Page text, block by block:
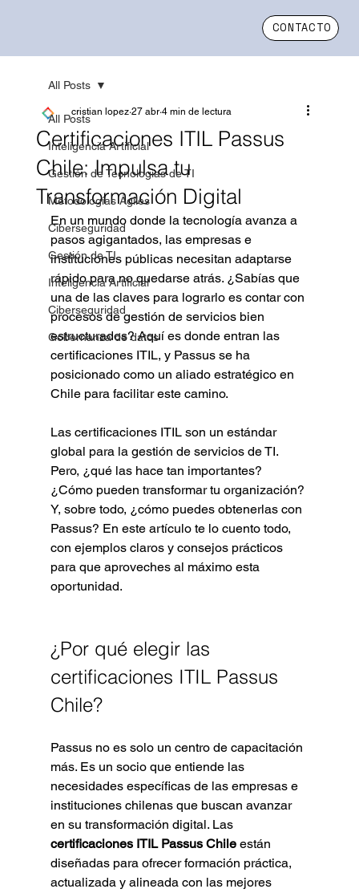
CONTACTO
All Posts
Inteligencia Artificial
Gestión de Tecnologías de TI
Metodologías Ágiles
Ciberseguridad
Gestión de TI
Inteligencia Artificial
Ciberseguridad
Gobernanza de datos
All Posts
Certificaciones ITIL Passus
Chile: Impulsa tu
Transformación Digital
cristian lopez 27 abr 4 min de lectura
En un mundo donde la tecnología avanza a
pasos agigantados, las empresas e
instituciones públicas necesitan adaptarse
rápido para no quedarse atrás. ¿Sabías que
una de las claves para lograrlo es contar con
procesos de gestión de servicios bien
estructurados? Aquí es donde entran las
certificaciones ITIL, y Passus se ha
posicionado como un aliado estratégico en
Chile para facilitar este camino.
Las certificaciones ITIL son un estándar
global para la gestión de servicios de TI.
Pero, ¿qué las hace tan importantes?
¿Cómo pueden transformar tu organización?
Y, sobre todo, ¿cómo puedes obtenerlas con
Passus? En este artículo te lo cuento todo,
con ejemplos claros y consejos prácticos
para que aproveches al máximo esta
oportunidad.
¿Por qué elegir las
certificaciones ITIL Passus
Chile?
Passus no es solo un centro de capacitación
más. Es un socio que entiende las
necesidades específicas de las empresas e
instituciones chilenas que buscan avanzar
en su transformación digital. Las
certificaciones ITIL Passus Chile están
diseñadas para ofrecer formación práctica,
actualizada y alineada con las mejores